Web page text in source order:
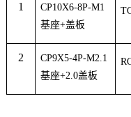
1
CP10X6-8P-M1
基座+盖板
2
CP9X5-4P-M2.1
基座+2.0盖板